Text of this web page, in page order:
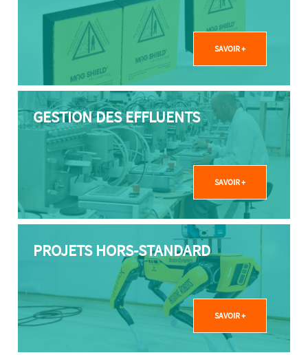
SAVOIR +
GESTION DES EFFLUENTS
SAVOIR +
PROJETS HORS-STANDARD
SAVOIR +